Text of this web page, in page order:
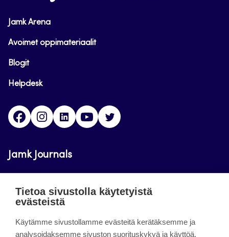
Jamk Arena
Avoimet oppimateriaalit
Blogit
Helpdesk
FacebookInstagram
LinkedInYoutube
Jamk Journals
luettavissa. Verkkolehtien tarkoituksena on tukea
innovaatiotoimintaa.
Tietoa sivustolla käytetyistä
evästeistä
Käytämme sivustollamme evästeitä kerätäksemme ja
analysoidaksemme sivuston suorituskykyä ja käyttöä,